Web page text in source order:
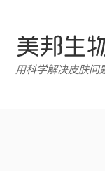
用科学解决皮肤问